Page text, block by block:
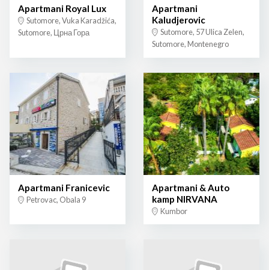
Apartmani Royal Lux
Sutomore, Vuka Karadžića,
Sutomore, Црна Гора
Apartmani
Kaludjerovic
Sutomore, 57 Ulica Zelen,
Sutomore, Montenegro
Apartmani Franicevic
Petrovac, Obala 9
Apartmani & Auto
kamp NIRVANA
Kumbor